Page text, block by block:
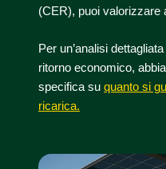
(CER), puoi valorizzare
Per un’analisi
ritorno economico,
specifica su quanto si
ricarica.